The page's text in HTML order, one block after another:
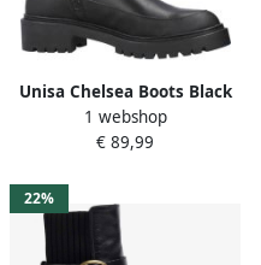
Unisa Chelsea Boots Black
Dames
1 webshop
€ 89,99
22%